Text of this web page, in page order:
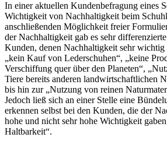
In einer aktuellen Kundenbefragung eines
Wichtigkeit von Nachhaltigkeit beim
anschließenden Möglichkeit freier
der Nachhaltigkeit gab es sehr
Kunden, denen Nachhaltigkeit sehr wichtig
„kein Kauf von Lederschuhen“, „keine
Verschiffung quer über den Planeten“,
Tiere bereits anderen landwirtschaftlichen
bis hin zur „Nutzung von reinen
Jedoch ließ sich an einer Stelle eine
erkennen selbst bei den Kunden, die der
hohe und nicht sehr hohe Wichtigkeit
Haltbarkeit“.